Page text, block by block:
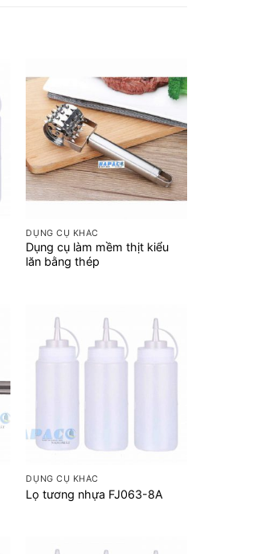
DỤNG CỤ KHÁC
Dụng cụ làm mềm thịt kiểu
lăn bằng thép
+
DỤNG CỤ KHÁC
Lọ tương nhựa FJ063-8A